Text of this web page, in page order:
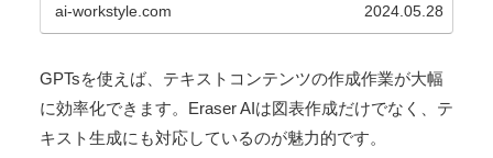
ai-workstyle.com 2024.05.28
GPTsを使えば、テキストコンテンツの作成作業が大幅
に効率化できます。Eraser AIは図表作成だけでなく、テ
キスト生成にも対応しているのが魅力的です。